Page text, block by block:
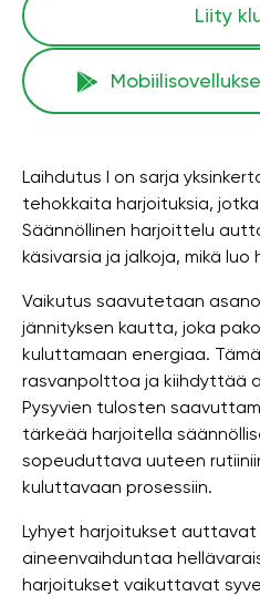
Liity
Laihdutus I on sarja
tehokkaita harjoituksia,
Säännöllinen harjoittelu
käsivarsia ja jalkoja, mikä luo
Vaikutus saavutetaan
jännityksen kautta, joka
kuluttamaan energiaa.
rasvanpolttoa ja kiihdyttää
Pysyvien tulosten
tärkeää harjoitella
sopeuduttava uuteen
kuluttavaan prosessiin.
Lyhyet harjoitukset
aineenvaihduntaa
harjoitukset vaikuttavat